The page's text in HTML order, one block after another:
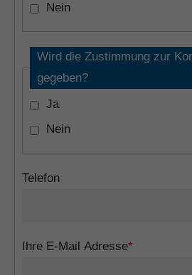
Nein
Wird die Zustimmung zur
gegeben?
Ja
Nein
Telefon
Ihre E-Mail Adresse*